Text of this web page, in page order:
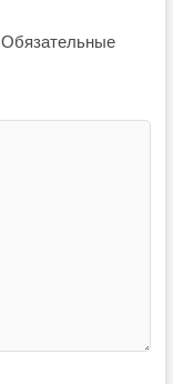
Обязательные